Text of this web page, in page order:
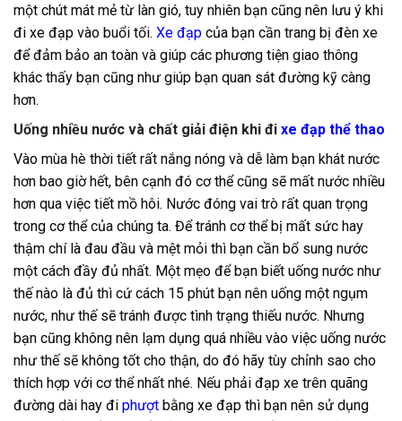
một chút mát mẻ từ làn gió, tuy nhiên bạn cũng nên lưu ý khi
đi xe đạp vào buổi tối. Xe đạp của bạn cần trang bị đèn xe
để đảm bảo an toàn và giúp các phương tiện giao thông
khác thấy bạn cũng như giúp bạn quan sát đường kỹ càng
hơn.
Uống nhiều nước và chất giải điện khi đi xe đạp thể thao
Vào mùa hè thời tiết rất nắng nóng và dễ làm bạn khát nước
hơn bao giờ hết, bên cạnh đó cơ thể cũng sẽ mất nước nhiều
hơn qua việc tiết mồ hôi. Nước đóng vai trò rất quan trọng
trong cơ thể của chúng ta. Để tránh cơ thể bị mất sức hay
thậm chí là đau đầu và mệt mỏi thì bạn cần bổ sung nước
một cách đầy đủ nhất. Một mẹo để bạn biết uống nước như
thế nào là đủ thì cứ cách 15 phút bạn nên uống một ngụm
nước, như thế sẽ tránh được tình trạng thiếu nước. Nhưng
bạn cũng không nên lạm dụng quá nhiều vào việc uống nước
như thế sẽ không tốt cho thận, do đó hãy tùy chỉnh sao cho
thích hợp với cơ thể nhất nhé. Nếu phải đạp xe trên quãng
đường dài hay đi phượt bằng xe đạp thì bạn nên sử dụng